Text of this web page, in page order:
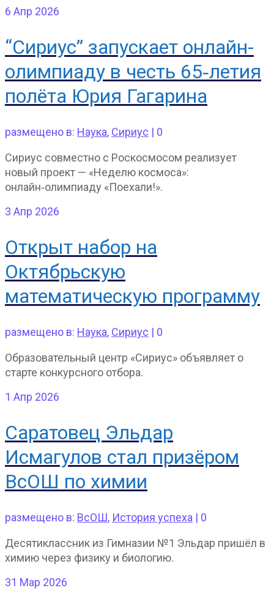
6 Апр 2026
“Сириус” запускает онлайн-
олимпиаду в честь 65‑летия
полёта Юрия Гагарина
размещено в: Наука, Сириус | 0
Сириус совместно с Роскосмосом реализует
новый проект — «Неделю космоса»:
онлайн‑олимпиаду «Поехали!».
3 Апр 2026
Открыт набор на
Октябрьскую
математическую программу
размещено в: Наука, Сириус | 0
Образовательный центр «Сириус» объявляет о
старте конкурсного отбора.
1 Апр 2026
Саратовец Эльдар
Исмагулов стал призёром
ВсОШ по химии
размещено в: ВсОШ, История успеха | 0
Десятиклассник из Гимназии №1 Эльдар пришёл в
химию через физику и биологию.
31 Мар 2026